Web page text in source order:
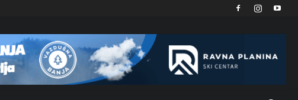
pare a vi se smeškate .Da ne bi možda da vam
šalju poštom a da ne dolaze? Kurko
Анонимно2807791
11:39